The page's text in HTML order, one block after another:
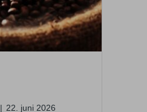
| 22. juni 2026